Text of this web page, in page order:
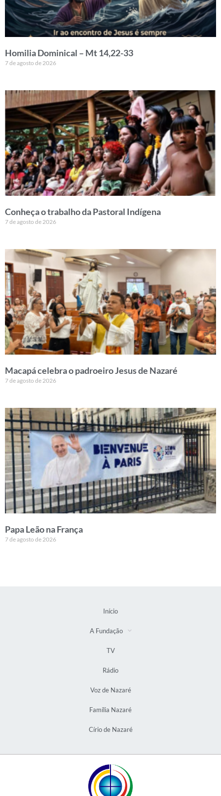
Homilia Dominical – Mt 14,22-33
7 de agosto de 2026
Conheça o trabalho da Pastoral Indígena
7 de agosto de 2026
Macapá celebra o padroeiro Jesus de Nazaré
7 de agosto de 2026
Papa Leão na França
7 de agosto de 2026
Início
A Fundação
TV
Rádio
Voz de Nazaré
Família Nazaré
Círio de Nazaré